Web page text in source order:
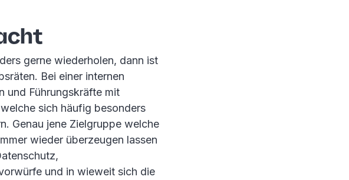
gerne wiederholen, dann ist
Bei einer internen
und Führungskräfte mit
sich häufig besonders
Genau jene Zielgruppe welche
wieder überzeugen lassen
und in wieweit sich die